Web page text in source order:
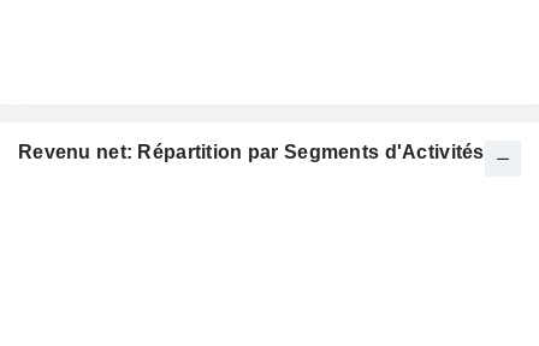
Revenu net: Répartition par Segments d'Activités